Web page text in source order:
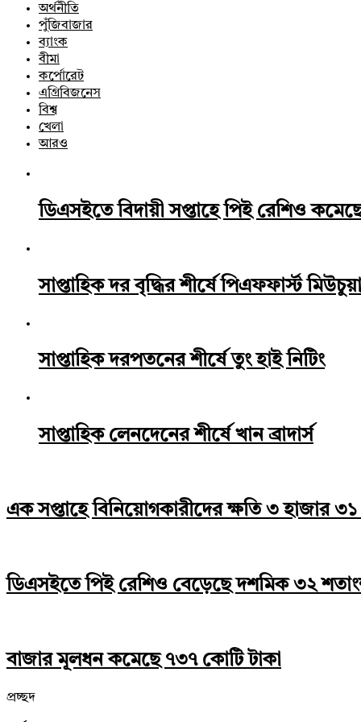
অর্থনীতি
পুঁজিবাজার
ব্যাংক
বীমা
কর্পোরেট
এগ্রিবিজনেস
বিশ্ব
খেলা
আরও
ডিএসইতে বিদায়ী সপ্তাহে পিই রেশিও
সাপ্তাহিক দর বৃদ্ধির শীর্ষে পিএফফার্স্ট
সাপ্তাহিক দরপতনের শীর্ষে তুং হাই নিটিং
সাপ্তাহিক লেনদেনের শীর্ষে খান ব্রাদার্স
এক সপ্তাহে বিনিয়োগকারীদের ক্ষতি ৩ হাজার ৩১
ডিএসইতে পিই রেশিও বেড়েছে দশমিক ৩২
বাজার মূলধন কমেছে ৭৩৭ কোটি টাকা
প্রচ্ছদ